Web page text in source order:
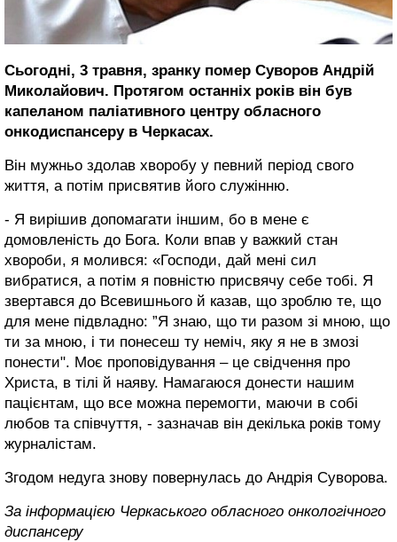
Сьогодні, 3 травня, зранку помер Суворов Андрій
Миколайович. Протягом останніх років він був
капеланом паліативного центру обласного
онкодиспансеру в Черкасах.
Він мужньо здолав хворобу у певний період свого
життя, а потім присвятив його служінню.
- Я вирішив допомагати іншим, бо в мене є
домовленість до Бога. Коли впав у важкий стан
хвороби, я молився: «Господи, дай мені сил
вибратися, а потім я повністю присвячу себе тобі. Я
звертався до Всевишнього й казав, що зроблю те, що
для мене підвладно: ”Я знаю, що ти разом зі мною, що
ти за мною, і ти понесеш ту неміч, яку я не в змозі
понести". Моє проповідування – це свідчення про
Христа, в тілі й наяву. Намагаюся донести нашим
пацієнтам, що все можна перемогти, маючи в собі
любов та співчуття, - зазначав він декілька років тому
журналістам.
Згодом недуга знову повернулась до Андрія Суворова.
За інформацією Черкаського обласного онкологічного
диспансеру